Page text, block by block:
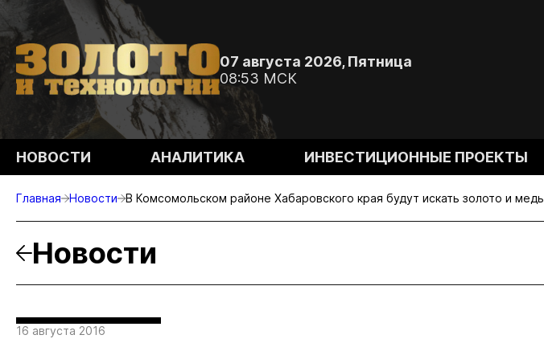
07 августа 2026, Пятница
08:53 МСК
НОВОСТИ АНАЛИТИКА ИНВЕСТИЦИОННЫЕ ПРОЕКТЫ
Главная Новости В Комсомольском районе Хабаровского края будут искать золото и медь
Новости
16 августа 2016